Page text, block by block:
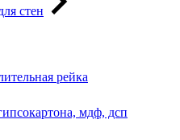
стен
рейка
мдф, дсп